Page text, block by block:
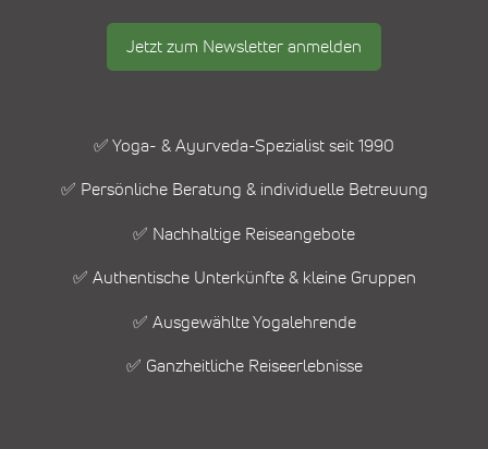
Jetzt zum Newsletter anmelden
✅ Yoga- & Ayurveda-Spezialist seit 1990
✅ Persönliche Beratung & individuelle Betreuung
✅ Nachhaltige Reiseangebote
✅ Authentische Unterkünfte & kleine Gruppen
✅ Ausgewählte Yogalehrende
✅ Ganzheitliche Reiseerlebnisse